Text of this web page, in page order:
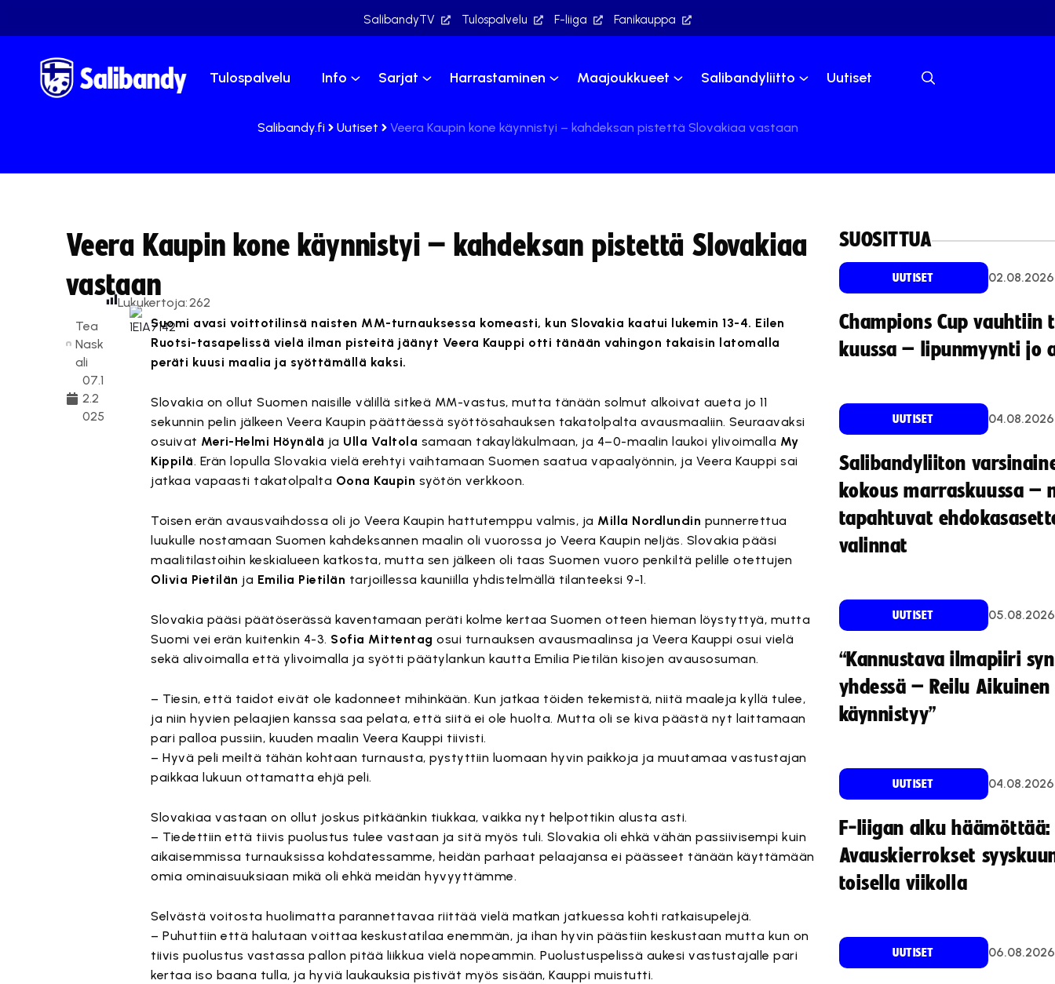
SalibandyTV Tulospalvelu F-liiga Fanikauppa
Tulospalvelu Info Sarjat Harrastaminen Maajoukkueet Salibandyliitto Uutiset
Salibandy.fi Uutiset Veera Kaupin kone käynnistyi – kahdeksan pistettä Slovakiaa vastaan
Veera Kaupin kone käynnistyi – kahdeksan pistettä Slovakiaa
vastaan
Tea
Nask
ali
07.1
2.2
025
Lukukertoja:262
Suomi avasi voittotilinsä naisten MM-turnauksessa komeasti, kun Slovakia kaatui lukemin 13-4. Eilen
Ruotsi-tasapelissä vielä ilman pisteitä jäänyt Veera Kauppi otti tänään vahingon takaisin latomalla
peräti kuusi maalia ja syöttämällä kaksi.
Slovakia on ollut Suomen naisille välillä sitkeä MM-vastus, mutta tänään solmut alkoivat aueta jo 11
sekunnin pelin jälkeen Veera Kaupin päättäessä syöttösahauksen takatolpalta avausmaaliin. Seuraavaksi
osuivat Meri-Helmi Höynälä ja Ulla Valtola samaan takayläkulmaan, ja 4–0-maalin laukoi ylivoimalla My
Kippilä. Erän lopulla Slovakia vielä erehtyi vaihtamaan Suomen saatua vapaalyönnin, ja Veera Kauppi sai
jatkaa vapaasti takatolpalta Oona Kaupin syötön verkkoon.
Toisen erän avausvaihdossa oli jo Veera Kaupin hattutemppu valmis, ja Milla Nordlundin punnerrettua
luukulle nostamaan Suomen kahdeksannen maalin oli vuorossa jo Veera Kaupin neljäs. Slovakia pääsi
maalitilastoihin keskialueen katkosta, mutta sen jälkeen oli taas Suomen vuoro penkiltä pelille otettujen
Olivia Pietilän ja Emilia Pietilän tarjoillessa kauniilla yhdistelmällä tilanteeksi 9-1.
Slovakia pääsi päätöserässä kaventamaan peräti kolme kertaa Suomen otteen hieman löystyttyä, mutta
Suomi vei erän kuitenkin 4-3. Sofia Mittentag osui turnauksen avausmaalinsa ja Veera Kauppi osui vielä
sekä alivoimalla että ylivoimalla ja syötti päätylankun kautta Emilia Pietilän kisojen avausosuman.
– Tiesin, että taidot eivät ole kadonneet mihinkään. Kun jatkaa töiden tekemistä, niitä maaleja kyllä tulee,
ja niin hyvien pelaajien kanssa saa pelata, että siitä ei ole huolta. Mutta oli se kiva päästä nyt laittamaan
pari palloa pussiin, kuuden maalin Veera Kauppi tiivisti.
– Hyvä peli meiltä tähän kohtaan turnausta, pystyttiin luomaan hyvin paikkoja ja muutamaa vastustajan
paikkaa lukuun ottamatta ehjä peli.
Slovakiaa vastaan on ollut joskus pitkäänkin tiukkaa, vaikka nyt helpottikin alusta asti.
– Tiedettiin että tiivis puolustus tulee vastaan ja sitä myös tuli. Slovakia oli ehkä vähän passiivisempi kuin
aikaisemmissa turnauksissa kohdatessamme, heidän parhaat pelaajansa ei päässeet tänään käyttämään
omia ominaisuuksiaan mikä oli ehkä meidän hyvyyttämme.
Selvästä voitosta huolimatta parannettavaa riittää vielä matkan jatkuessa kohti ratkaisupelejä.
– Puhuttiin että halutaan voittaa keskustatilaa enemmän, ja ihan hyvin päästiin keskustaan mutta kun on
tiivis puolustus vastassa pallon pitää liikkua vielä nopeammin. Puolustuspelissä aukesi vastustajalle pari
kertaa iso baana tulla, ja hyviä laukauksia pistivät myös sisään, Kauppi muistutti.
SUOSITTUA
UUTISET 02.08.2026
Champions Cup vauhtiin
kuussa – lipunmyynti jo
UUTISET 04.08.2026
Salibandyliiton
kokous marraskuussa –
tapahtuvat
valinnat
UUTISET 05.08.2026
“Kannustava ilmapiiri
yhdessä – Reilu
käynnistyy”
UUTISET 04.08.2026
F-liigan alku häämöttää:
Avauskierrokset
toisella viikolla
UUTISET 06.08.2026